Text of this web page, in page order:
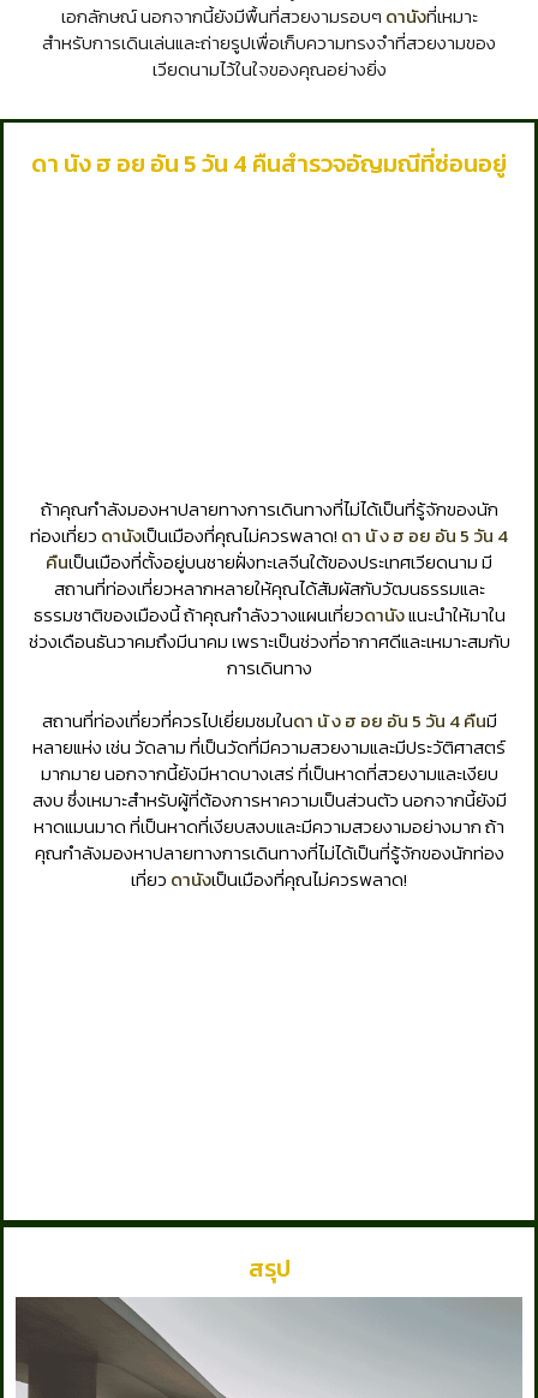
เอกลักษณ์ นอกจากนี้ยังมีพื้นที่สวยงามรอบๆ ดานังที่เหมาะ
สำหรับการเดินเล่นและถ่ายรูปเพื่อเก็บความทรงจำที่สวยงามของ
เวียดนามไว้ในใจของคุณอย่างยิ่ง
ดา นัง ฮ อย อัน 5 วัน 4 คืนสำรวจอัญมณีที่ซ่อนอยู่
ถ้าคุณกำลังมองหาปลายทางการเดินทางที่ไม่ได้เป็นที่รู้จักของนัก
ท่องเที่ยว ดานังเป็นเมืองที่คุณไม่ควรพลาด!ดา นั ง ฮ อย อัน 5 วัน 4
คืนเป็นเมืองที่ตั้งอยู่บนชายฝั่งทะเลจีนใต้ของประเทศเวียดนาม มี
สถานที่ท่องเที่ยวหลากหลายให้คุณได้สัมผัสกับวัฒนธรรมและ
ธรรมชาติของเมืองนี้ ถ้าคุณกำลังวางแผนเที่ยวดานังแนะนำให้มาใน
ช่วงเดือนธันวาคมถึงมีนาคม เพราะเป็นช่วงที่อากาศดีและเหมาะสมกับ
การเดินทาง
สถานที่ท่องเที่ยวที่ควรไปเยี่ยมชมในดา นั ง ฮ อย อัน 5 วัน 4 คืนมี
หลายแห่ง เช่น วัดลาม ที่เป็นวัดที่มีความสวยงามและมีประวัติศาสตร์
มากมาย นอกจากนี้ยังมีหาดบางเสร่ ที่เป็นหาดที่สวยงามและเงียบ
สงบ ซึ่งเหมาะสำหรับผู้ที่ต้องการหาความเป็นส่วนตัว นอกจากนี้ยังมี
หาดแมนมาด ที่เป็นหาดที่เงียบสงบและมีความสวยงามอย่างมาก ถ้า
คุณกำลังมองหาปลายทางการเดินทางที่ไม่ได้เป็นที่รู้จักของนักท่อง
เที่ยว ดานังเป็นเมืองที่คุณไม่ควรพลาด!
สรุป